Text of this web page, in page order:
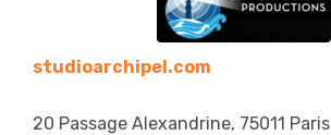
studioarchipel.com
20 Passage Alexandrine, 75011 Paris